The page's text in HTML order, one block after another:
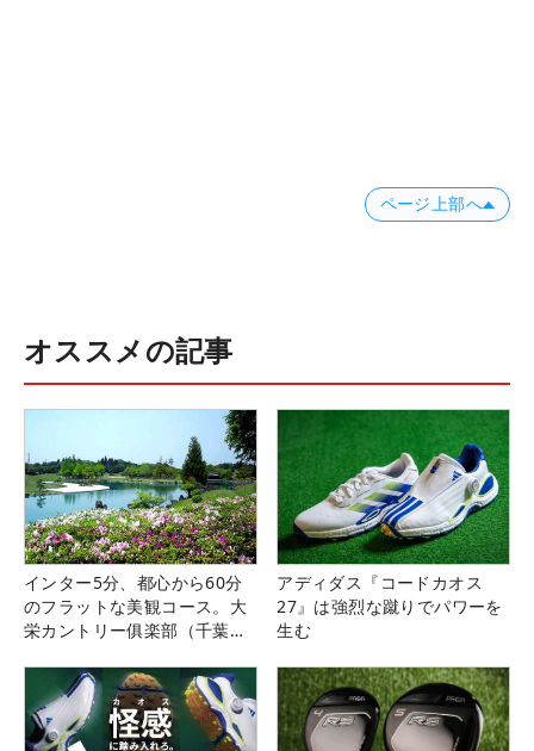
ページ上部へ
オススメの記事
インター5分、都心から60分
のフラットな美観コース。大
栄カントリー俱楽部（千葉
アディダス『コードカオス
27』は強烈な蹴りでパワーを
生む